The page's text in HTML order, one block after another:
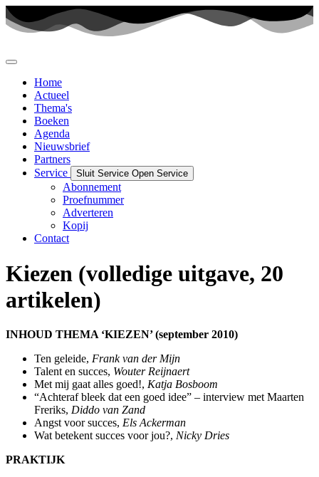
Ga
naar
Home
Actueel
Thema's
Boeken
Agenda
Nieuwsbrief
Partners
Service
Sluit Service Open Service
Abonnement
Proefnummer
Adverteren
Kopij
Contact
Kiezen (volledige uitgave, 20
artikelen)
INHOUD THEMA ‘KIEZEN’ (september 2010)
Ten geleide, Frank van der Mijn
Talent en succes, Wouter Reijnaert
Met mij gaat alles goed!, Katja Bosboom
“Achteraf bleek dat een goed idee” – interview met Maarten
Freriks, Diddo van Zand
Angst voor succes, Els Ackerman
Wat betekent succes voor jou?, Nicky Dries
PRAKTIJK